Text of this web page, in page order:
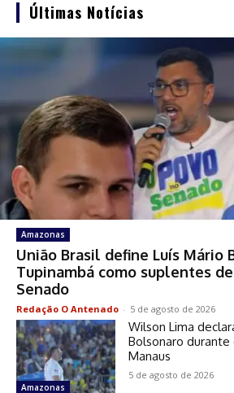
Últimas Notícias
Amazonas
União Brasil define Luís Mário
Tupinambá como suplentes
Senado
Redação O Antenado - 5 de agosto de 2026
Amazonas
Wilson Lima
Bolsonaro durante
Manaus
5 de agosto de 2026